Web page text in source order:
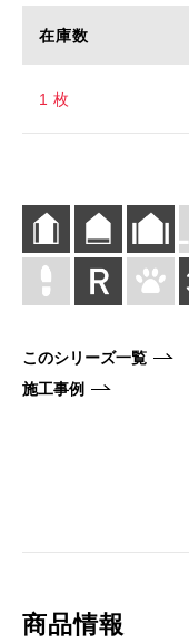
在庫数
1 枚
このシリーズ一覧
施工事例
商品情報